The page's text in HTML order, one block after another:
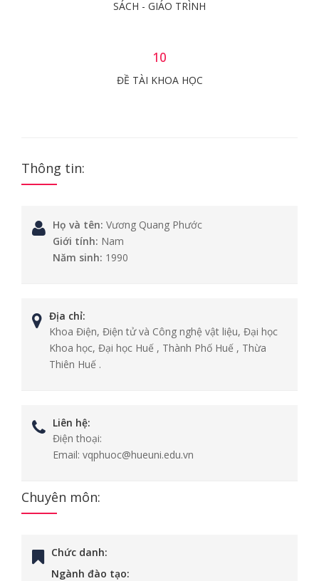
SÁCH - GIÁO TRÌNH
10
ĐỀ TÀI KHOA HỌC
Thông tin:
Họ và tên: Vương Quang Phước
Giới tính: Nam
Năm sinh: 1990
Địa chỉ:
Khoa Điện, Điện tử và Công nghệ vật liệu, Đại học
Khoa học, Đại học Huế , Thành Phố Huế , Thừa
Thiên Huế .
Liên hệ:
Điện thoại:
Email: vqphuoc@hueuni.edu.vn
Chuyên môn:
Chức danh:
Ngành đào tạo: